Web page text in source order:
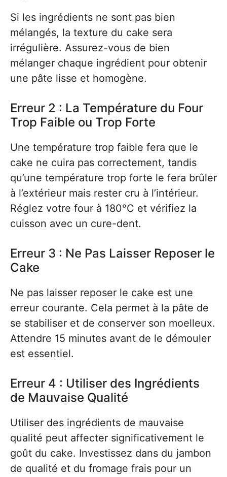
Si les ingrédients ne sont pas bien
mélangés, la texture du cake sera
irrégulière. Assurez-vous de bien
mélanger chaque ingrédient pour obtenir
une pâte lisse et homogène.
Erreur 2 : La Température du Four
Trop Faible ou Trop Forte
Une température trop faible fera que le
cake ne cuira pas correctement, tandis
qu’une température trop forte le fera brûler
à l’extérieur mais rester cru à l’intérieur.
Réglez votre four à 180°C et vérifiez la
cuisson avec un cure-dent.
Erreur 3 : Ne Pas Laisser Reposer le
Cake
Ne pas laisser reposer le cake est une
erreur courante. Cela permet à la pâte de
se stabiliser et de conserver son moelleux.
Attendre 15 minutes avant de le démouler
est essentiel.
Erreur 4 : Utiliser des Ingrédients
de Mauvaise Qualité
Utiliser des ingrédients de mauvaise
qualité peut affecter significativement le
goût du cake. Investissez dans du jambon
de qualité et du fromage frais pour un